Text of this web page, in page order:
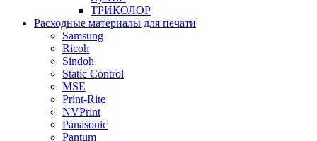
ТРИКОЛОР
Расходные материалы для печати
Samsung
Ricoh
Sindoh
Static Control
MSE
Print-Rite
NVPrint
Panasonic
Pantum